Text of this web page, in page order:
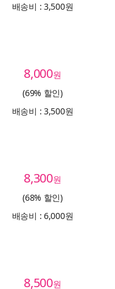
배송비 : 3,500원
8,000원
(69% 할인)
배송비 : 3,500원
8,300원
(68% 할인)
배송비 : 6,000원
8,500원